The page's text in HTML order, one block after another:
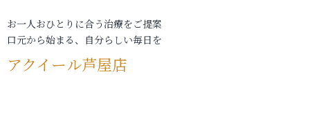
お一人おひとりに合う治療をご提案
口元から始まる、自分らしい毎日を
アクイール芦屋店